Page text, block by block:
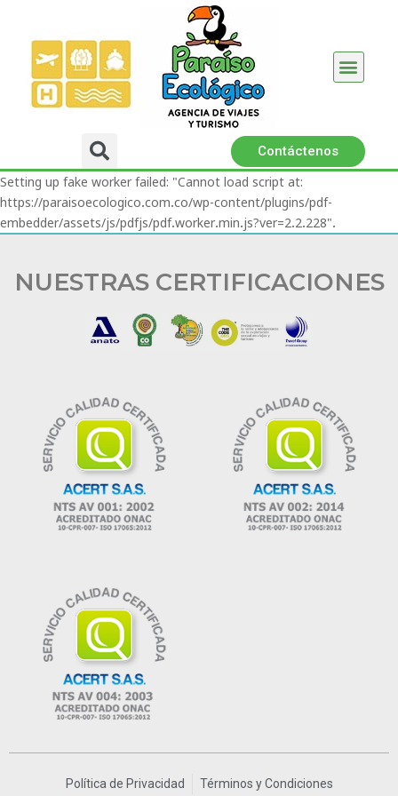
Contáctenos
Setting up fake worker failed: "Cannot load script at:
https://paraisoecologico.com.co/wp-content/plugins/pdf-
embedder/assets/js/pdfjs/pdf.worker.min.js?ver=2.2.228".
NUESTRAS CERTIFICACIONES
Política de Privacidad Términos y Condiciones